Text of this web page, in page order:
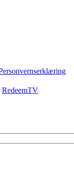
RedeemTV